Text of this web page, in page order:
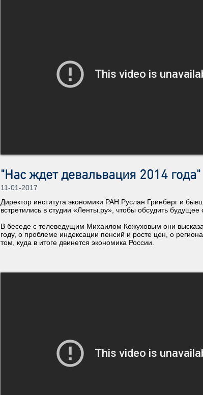
"Нас ждет девальвация 2014 года"
11-01-2017
Директор института экономики РАН Руслан Гринберг и
встретились в студии «Ленты.ру», чтобы обсудить будущее
В беседе с телеведущим Михаилом Кожуховым они
году, о проблеме индексации пенсий и росте цен, о
том, куда в итоге двинется экономика России.